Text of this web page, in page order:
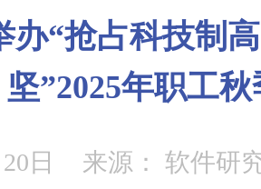
办“抢占科技制
坚”2025年职工
日 来源： 软件研